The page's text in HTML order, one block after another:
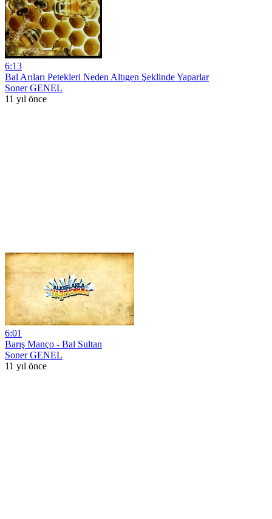
6:13
Bal Arıları Petekleri Neden Altıgen Şeklinde Yaparlar
Soner GENEL
11 yıl önce
6:01
Barış Manço - Bal Sultan
Soner GENEL
11 yıl önce